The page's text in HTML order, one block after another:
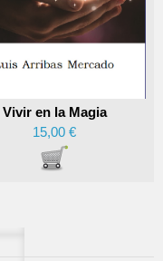
Vivir en la Magia
15,00 €